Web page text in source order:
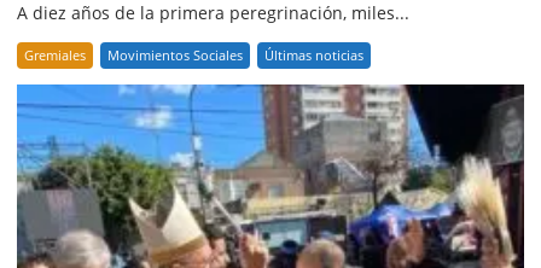
A diez años de la primera peregrinación, miles...
Gremiales Movimientos Sociales Últimas noticias